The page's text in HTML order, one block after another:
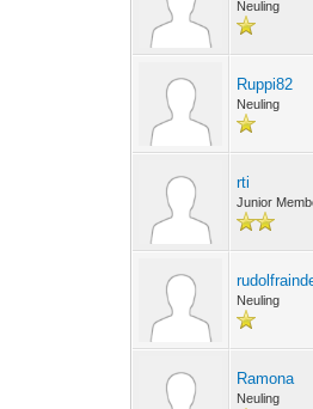
Neuling
Ruppi82
Neuling
rti
Junior
Neuling
Ramona
Neuling